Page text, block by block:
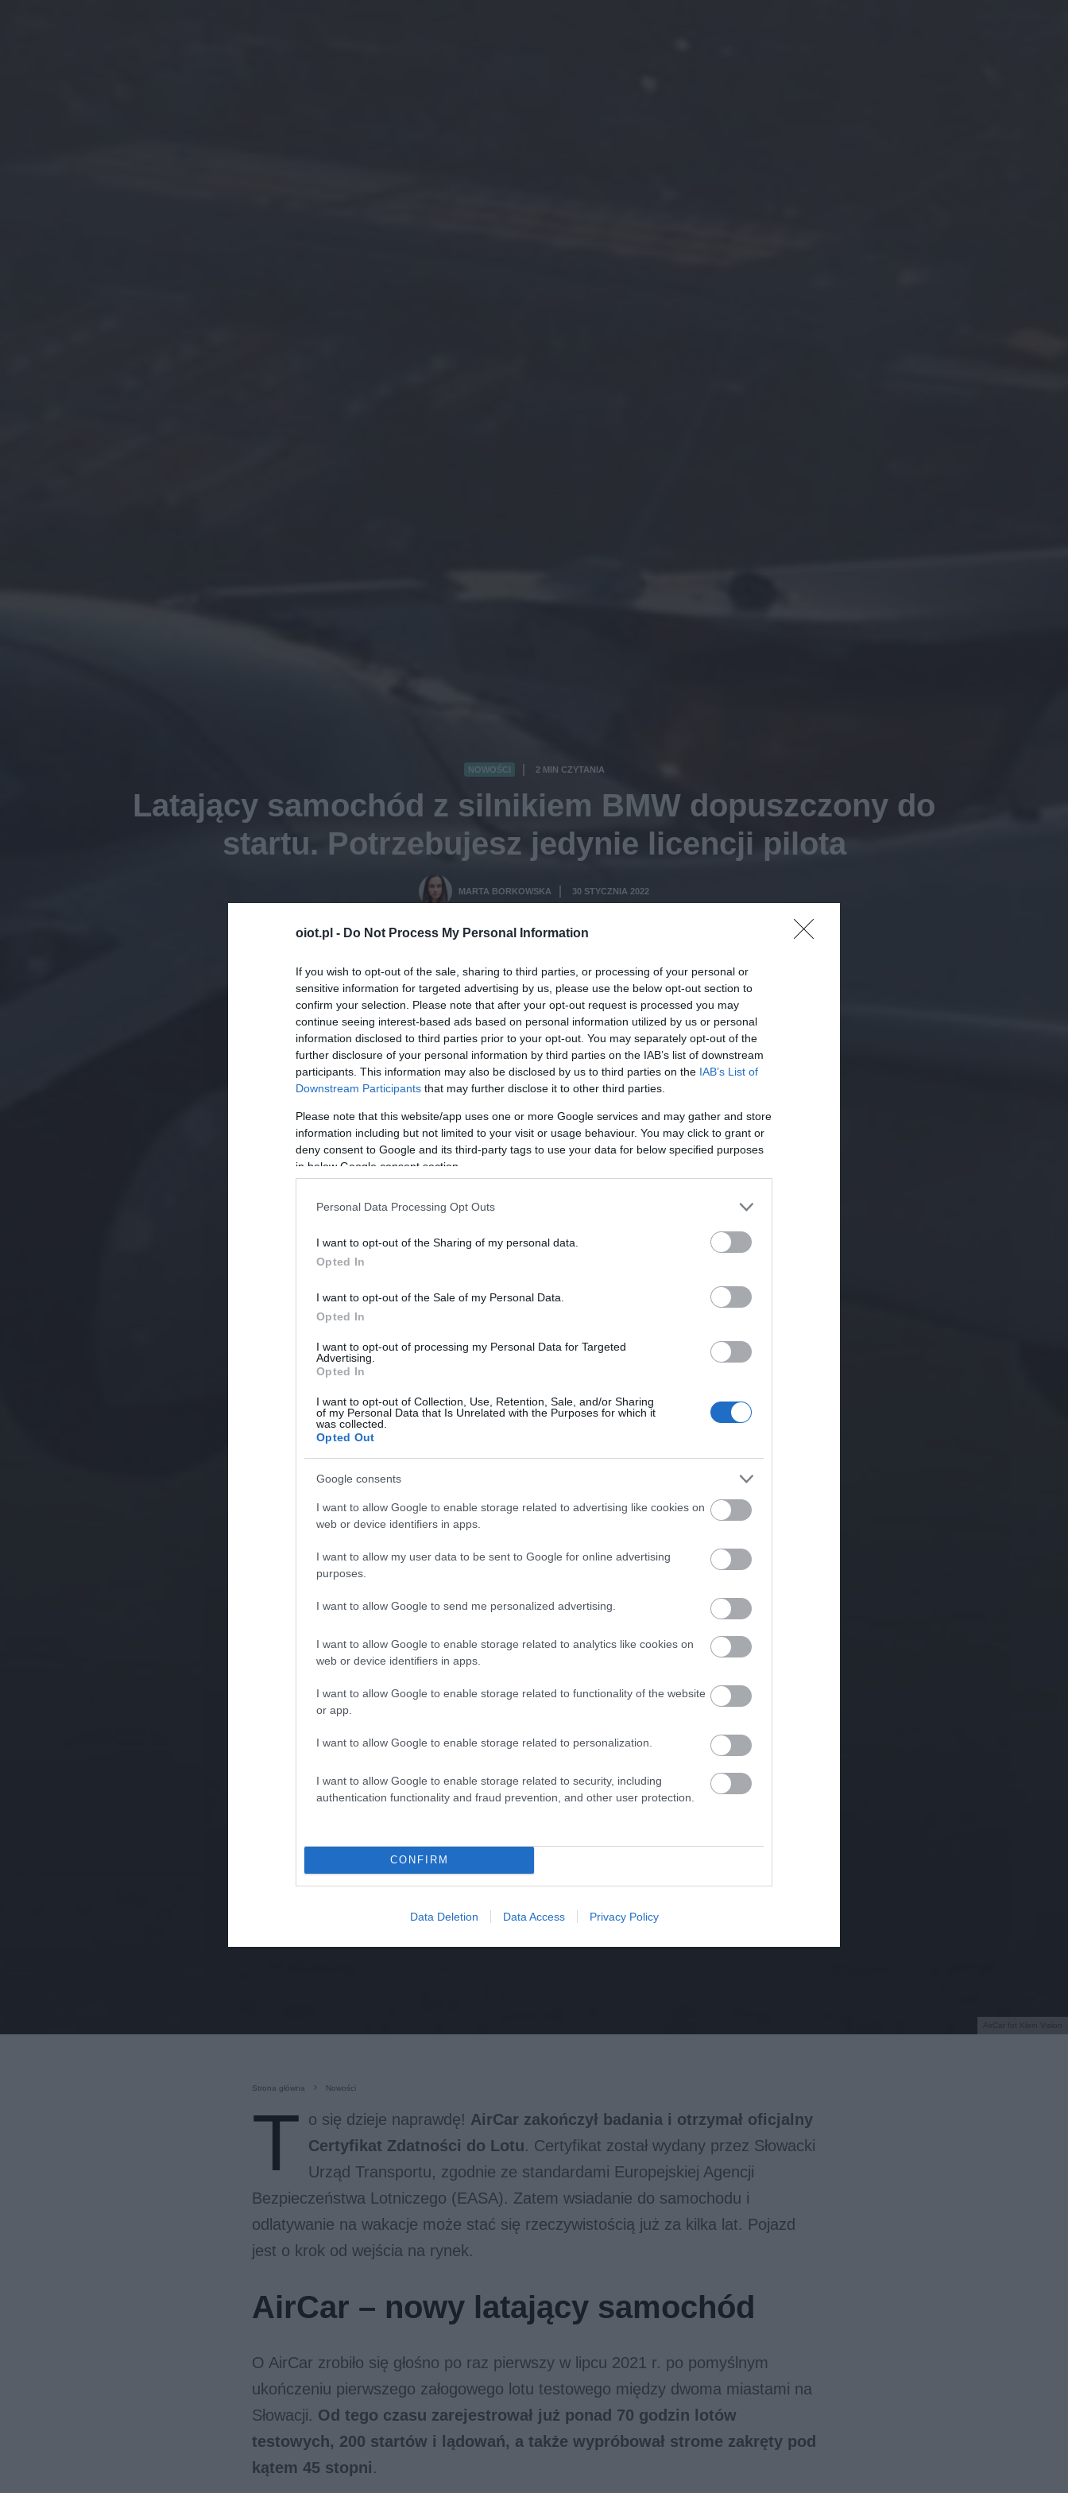
oiot.pl - Do Not Process My Personal Information
If you wish to opt-out of the sale, sharing to third parties, or processing of your personal or
sensitive information for targeted advertising by us, please use the below opt-out section to
confirm your selection. Please note that after your opt-out request is processed you may
continue seeing interest-based ads based on personal information utilized by us or personal
information disclosed to third parties prior to your opt-out. You may separately opt-out of the
further disclosure of your personal information by third parties on the IAB’s list of downstream
participants. This information may also be disclosed by us to third parties on the IAB’s List of
Downstream Participants that may further disclose it to other third parties.
Please note that this website/app uses one or more Google services and may gather and store
information including but not limited to your visit or usage behaviour. You may click to grant or
deny consent to Google and its third-party tags to use your data for below specified purposes
in below Google consent section.
Personal Data Processing Opt Outs
I want to opt-out of the Sharing of my personal data.
Opted In
I want to opt-out of the Sale of my Personal Data.
Opted In
I want to opt-out of processing my Personal Data for Targeted
Advertising.
Opted In
I want to opt-out of Collection, Use, Retention, Sale, and/or Sharing
of my Personal Data that Is Unrelated with the Purposes for which it
was collected.
Opted Out
Google consents
I want to allow Google to enable storage related to advertising like cookies on
web or device identifiers in apps.
I want to allow my user data to be sent to Google for online advertising
purposes.
I want to allow Google to send me personalized advertising.
I want to allow Google to enable storage related to analytics like cookies on
web or device identifiers in apps.
I want to allow Google to enable storage related to functionality of the website
or app.
I want to allow Google to enable storage related to personalization.
I want to allow Google to enable storage related to security, including
authentication functionality and fraud prevention, and other user protection.
CONFIRM
Data Deletion Data Access Privacy Policy
NOWOŚCI 2 MIN CZYTANIA
Latający samochód z silnikiem BMW dopuszczony do
startu. Potrzebujesz jedynie licencji pilota
MARTA BORKOWSKA 30 STYCZNIA 2022
Strona główna Nowości
T o się dzieje naprawdę! AirCar zakończył badania i otrzymał oficjalny
Certyfikat Zdatności do Lotu. Certyfikat został wydany przez Słowacki
Urząd Transportu, zgodnie ze standardami Europejskiej Agencji
Bezpieczeństwa Lotniczego (EASA). Zatem wsiadanie do samochodu i
odlatywanie na wakacje może stać się rzeczywistością już za kilka lat. Pojazd
jest o krok od wejścia na rynek.
AirCar – nowy latający samochód
O AirCar zrobiło się głośno po raz pierwszy w lipcu 2021 r. po pomyślnym
ukończeniu pierwszego załogowego lotu testowego między dwoma miastami na
Słowacji. Od tego czasu zarejestrował już ponad 70 godzin lotów
testowych, 200 startów i lądowań, a także wypróbował strome zakręty pod
kątem 45 stopni.